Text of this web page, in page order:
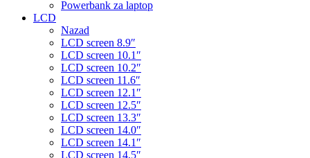
Powerbank za laptop
LCD
Nazad
LCD screen 8.9″
LCD screen 10.1″
LCD screen 10.2″
LCD screen 11.6″
LCD screen 12.1″
LCD screen 12.5″
LCD screen 13.3″
LCD screen 14.0″
LCD screen 14.1″
LCD screen 14.5″